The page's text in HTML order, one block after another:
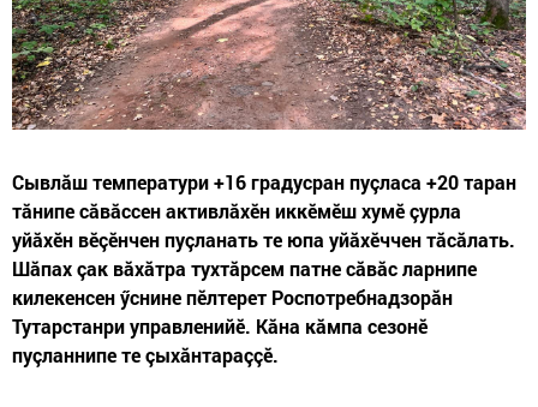
Сывлăш температури +16 градусран пуçласа +20 таран
тăнипе сăвăссен активлăхӗн иккӗмӗш хумӗ çурла
уйăхӗн вӗçӗнчен пуçланать те юпа уйăхӗччен тăсăлать.
Шăпах çак вăхăтра тухтăрсем патне сăвăс ларнипе
килекенсен ӳснине пӗлтерет Роспотребнадзорăн
Тутарстанри управленийĕ. Кăна кăмпа сезонӗ
пуçланнипе те çыхăнтараççӗ.